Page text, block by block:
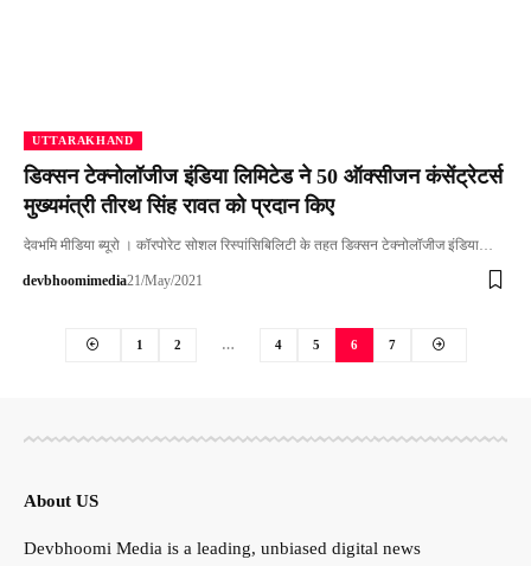
UTTARAKHAND
डिक्सन टेक्नोलॉजीज इंडिया लिमिटेड ने 50 ऑक्सीजन कंसेंट्रेटर्स
मुख्यमंत्री तीरथ सिंह रावत को प्रदान किए
देवभमि मीडिया ब्यूरो । कॉरपोरेट सोशल रिस्पांसिबिलिटी के तहत डिक्सन टेक्नोलॉजीज इंडिया…
devbhoomimedia21/May/2021
1 2 … 4 5 6 7
About US
Devbhoomi Media is a leading, unbiased digital news